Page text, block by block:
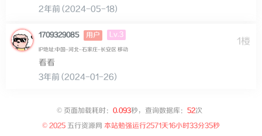
2年前 (2024-05-18)
1楼
1709329085 用户 Lv.3
IP地址:中国–河北–石家庄–长安区 移动
看看
3年前 (2024-01-26)
© 页面加载耗时： 0.093秒，查询数据库： 52次
© 2025 五行资源网 本站勉强运行2571天16小时33分35秒